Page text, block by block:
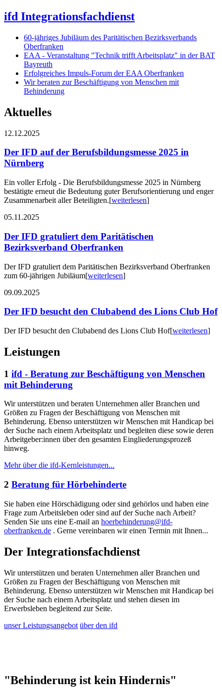
ifd Integrationsfachdienst
60-jähriges Jubiläum des Paritätischen Bezirksverbands
Oberfranken
EAA - Veranstaltung "Technik trifft Arbeitsplatz" in der BAT
Bayreuth
Erfolgreiches Impuls-Forum der EAA Oberfranken
Wir beraten zur Beschäftigung von Menschen mit
Behinderung
Aktuelles
12.12.2025
Der IFD auf der Berufsbildungsmesse 2025 in
Nürnberg
Ein voller Erfolg - Die Berufsbildungsmesse 2025 in Nürnberg
bestätigte erneut die Bedeutung guter Berufsorientierung und enger
Zusammenarbeit aller Beteiligten.[weiterlesen]
05.11.2025
Der IFD gratuliert dem Paritätischen
Bezirksverband Oberfranken
Der IFD gratuliert dem Paritätischen Bezirksverband Oberfranken
zum 60-jährigen Jubiläum[weiterlesen]
09.09.2025
Der IFD besucht den Clubabend des Lions Club Hof
Der IFD besucht den Clubabend des Lions Club Hof[weiterlesen]
Leistungen
1 ifd - Beratung zur Beschäftigung von Menschen
mit Behinderung
Wir unterstützen und beraten Unternehmen aller Branchen und
Größen zu Fragen der Beschäftigung von Menschen mit
Behinderung. Ebenso unterstützen wir Menschen mit Handicap bei
der Suche nach einem Arbeitsplatz und begleiten diese sowie deren
Arbeitgeber:innen über den gesamten Eingliederungsprozeß
hinweg.
Mehr über die ifd-Kernleistungen...
2 Beratung für Hörbehinderte
Sie haben eine Hörschädigung oder sind gehörlos und haben eine
Frage zum Arbeitsleben oder sind auf der Suche nach Arbeit?
Senden Sie uns eine E-mail an hoerbehinderung@ifd-
oberfranken.de . Gerne vereinbaren wir einen Termin mit Ihnen...
Der Integrationsfachdienst
Wir unterstützen und beraten Unternehmen aller Branchen und
Größen zu Fragen der Beschäftigung von Menschen mit
Behinderung. Ebenso unterstützen wir Menschen mit Handicap bei
der Suche nach einem Arbeitsplatz und stehen diesen im
Erwerbsleben begleitend zur Seite.
unser Leistungsangebot über den ifd
"Behinderung ist kein Hindernis"